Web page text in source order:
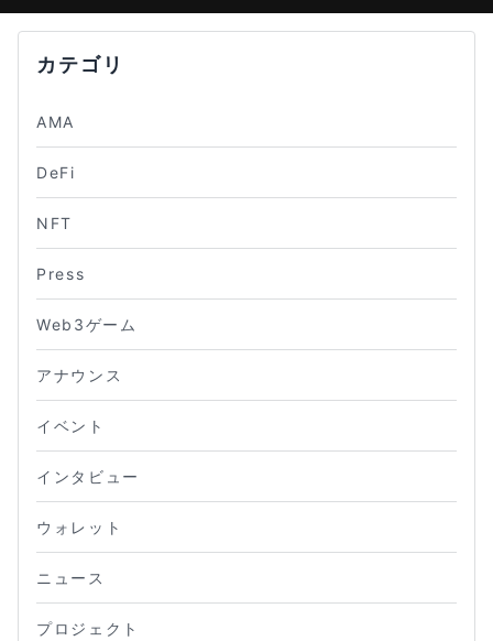
カテゴリ
AMA
DeFi
NFT
Press
Web3ゲーム
アナウンス
イベント
インタビュー
ウォレット
ニュース
プロジェクト